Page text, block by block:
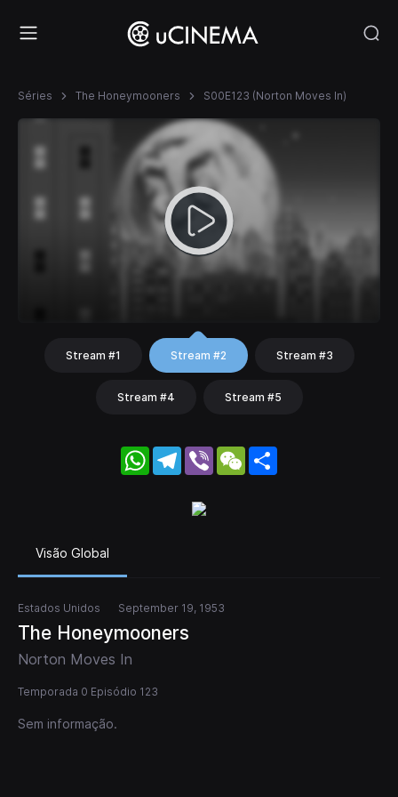
Séries The Honeymooners S00E123 (Norton Moves In)
Stream #1 Stream #2 Stream #3
Stream #4 Stream #5
WhatsApp
Telegram
Viber WeChat
Visão Global
Estados Unidos September 19, 1953
The Honeymooners
Norton Moves In
Temporada 0 Episódio 123
Sem informação.